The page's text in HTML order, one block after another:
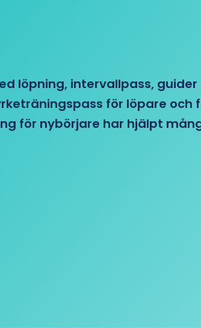
löpning, intervallpass, guider
för löpare och
för nybörjare har hjälpt